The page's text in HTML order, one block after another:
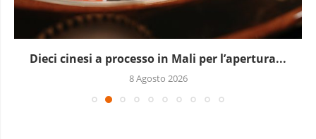
Dieci cinesi a processo in Mali per l’apertura...
8 Agosto 2026